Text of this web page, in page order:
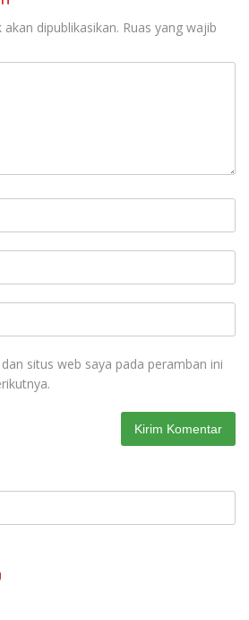
dipublikasikan. Ruas yang wajib
situs web saya pada peramban ini